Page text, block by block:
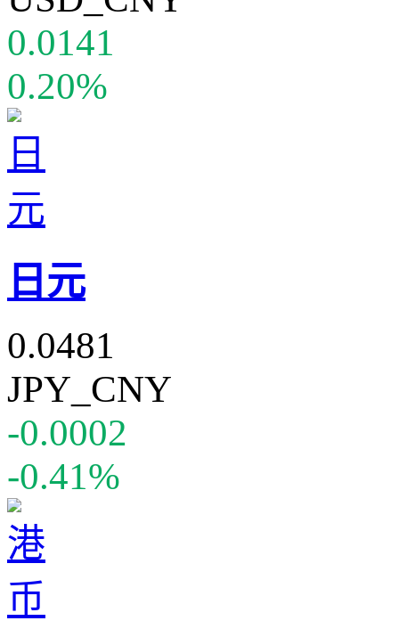
0.0141
0.20%
日元
0.0481
JPY_CNY
-0.0002
-0.41%